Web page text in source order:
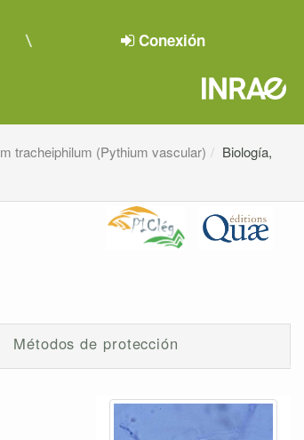
Conexión
tracheiphilum (Pythium vascular)
Biología,
Métodos de protección